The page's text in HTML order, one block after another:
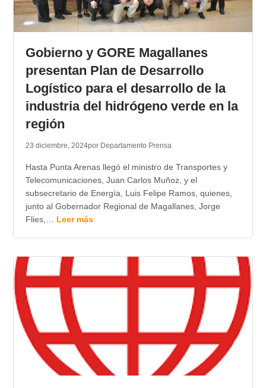
Gobierno y GORE Magallanes
presentan Plan de Desarrollo
Logístico para el desarrollo de la
industria del hidrógeno verde en la
región
23 diciembre, 2024por Departamento Prensa
Hasta Punta Arenas llegó el ministro de Transportes y
Telecomunicaciones, Juan Carlos Muñoz, y el
subsecretario de Energía, Luis Felipe Ramos, quienes,
junto al Gobernador Regional de Magallanes, Jorge
Flies,… Leer más